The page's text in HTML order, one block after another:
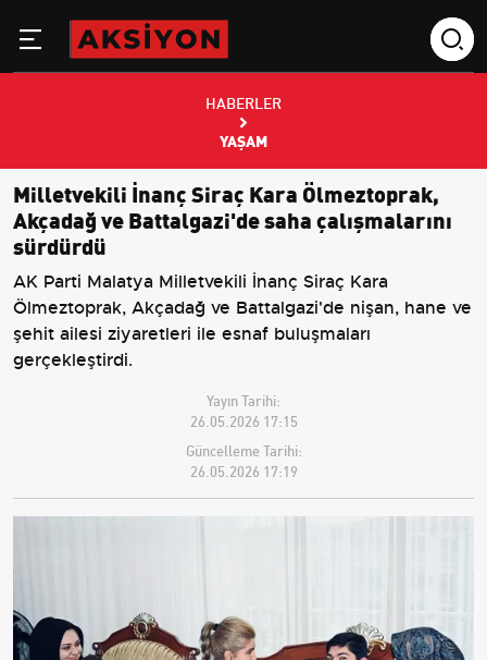
HABERLER
YAŞAM
Milletvekili İnanç Siraç Kara Ölmeztoprak,
Akçadağ ve Battalgazi'de saha çalışmalarını
sürdürdü
AK Parti Malatya Milletvekili İnanç Siraç Kara
Ölmeztoprak, Akçadağ ve Battalgazi'de nişan, hane ve
şehit ailesi ziyaretleri ile esnaf buluşmaları
gerçekleştirdi.
Yayın Tarihi:
26.05.2026 17:15
Güncelleme Tarihi:
26.05.2026 17:19